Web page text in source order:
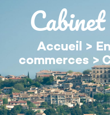
Accueil >
commerces >